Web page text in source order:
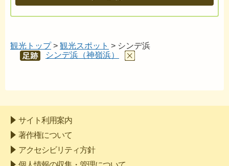
観光トップ> 観光スポット > シンデ浜
あし
シンデ浜（神嶺浜）
サイト利用案内
著作権について
アクセシビリティ方針